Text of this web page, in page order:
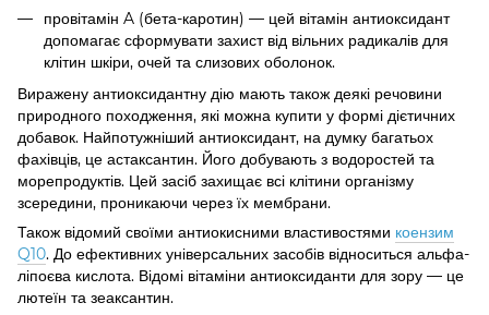
провітамін A (бета-каротин) — цей вітамін антиоксидант
допомагає сформувати захист від вільних радикалів для
клітин шкіри, очей та слизових оболонок.
Виражену антиоксидантну дію мають також деякі речовини
природного походження, які можна купити у формі дієтичних
добавок. Найпотужніший антиоксидант, на думку багатьох
фахівців, це астаксантин. Його добувають з водоростей та
морепродуктів. Цей засіб захищає всі клітини організму
зсередини, проникаючи через їх мембрани.
Також відомий своїми антиокисними властивостями коензим
Q10. До ефективних універсальних засобів відноситься альфа-
ліпоєва кислота. Відомі вітаміни антиоксиданти для зору — це
лютеїн та зеаксантин.